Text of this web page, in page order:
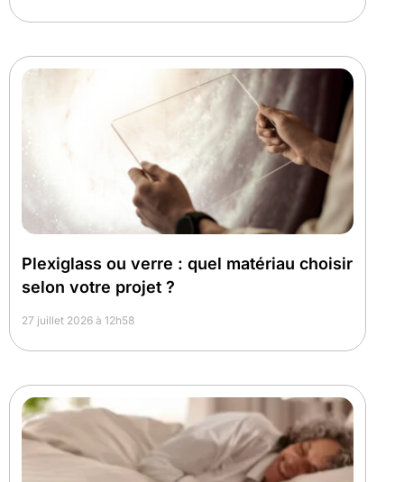
Plexiglass ou verre : quel matériau choisir
selon votre projet ?
27 juillet 2026 à 12h58